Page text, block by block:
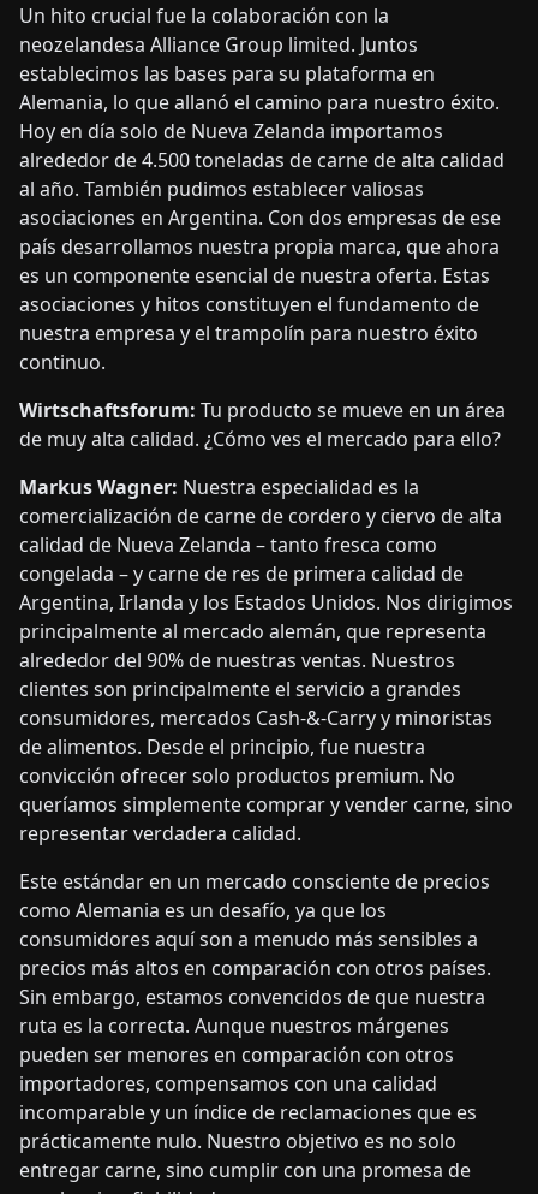
Un hito crucial fue la colaboración con la
neozelandesa Alliance Group limited. Juntos
establecimos las bases para su plataforma en
Alemania, lo que allanó el camino para nuestro éxito.
Hoy en día solo de Nueva Zelanda importamos
alrededor de 4.500 toneladas de carne de alta calidad
al año. También pudimos establecer valiosas
asociaciones en Argentina. Con dos empresas de ese
país desarrollamos nuestra propia marca, que ahora
es un componente esencial de nuestra oferta. Estas
asociaciones y hitos constituyen el fundamento de
nuestra empresa y el trampolín para nuestro éxito
continuo.
Wirtschaftsforum: Tu producto se mueve en un área
de muy alta calidad. ¿Cómo ves el mercado para ello?
Markus Wagner: Nuestra especialidad es la
comercialización de carne de cordero y ciervo de alta
calidad de Nueva Zelanda – tanto fresca como
congelada – y carne de res de primera calidad de
Argentina, Irlanda y los Estados Unidos. Nos dirigimos
principalmente al mercado alemán, que representa
alrededor del 90% de nuestras ventas. Nuestros
clientes son principalmente el servicio a grandes
consumidores, mercados Cash-&-Carry y minoristas
de alimentos. Desde el principio, fue nuestra
convicción ofrecer solo productos premium. No
queríamos simplemente comprar y vender carne, sino
representar verdadera calidad.
Este estándar en un mercado consciente de precios
como Alemania es un desafío, ya que los
consumidores aquí son a menudo más sensibles a
precios más altos en comparación con otros países.
Sin embargo, estamos convencidos de que nuestra
ruta es la correcta. Aunque nuestros márgenes
pueden ser menores en comparación con otros
importadores, compensamos con una calidad
incomparable y un índice de reclamaciones que es
prácticamente nulo. Nuestro objetivo es no solo
entregar carne, sino cumplir con una promesa de